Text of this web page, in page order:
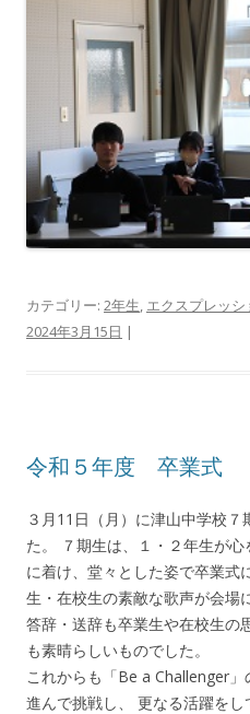
カテゴリー: 2年生, エクスプレッシ
2024年3月15日 |
令和５年度 卒業式
３月11日（月）に津山中学校
た。 ７期生は、１・２年生が
に着け、堂々とした姿で卒業式
生・在校生の素敵な歌声が会場
答辞・送辞も卒業生や在校生の
も素晴らしいものでした。
これからも「Be a Challenger
進んで挑戦し、 更なる活躍を